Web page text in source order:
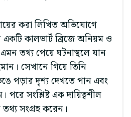
করা লিখিত অভিযোগে
একটি কালভার্ট ব্রিজে অনিয়ম ও
তথ্য পেয়ে ঘটনাস্থলে যান
সেখানে গিয়ে তিনি
পড়ার দৃশ্য দেখতে পান এবং
সংশ্লিষ্ট এক দায়িত্বশীল
তথ্য সংগ্রহ করেন।